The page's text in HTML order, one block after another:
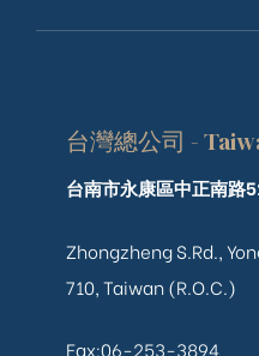
台灣總公司 -
台南市永康區中正南路
Zhongzheng S.Rd.,
710, Taiwan (R.O.C.)
Fax:06-253-3894